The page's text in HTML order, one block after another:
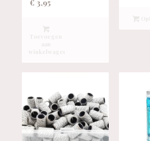
€ 3,95